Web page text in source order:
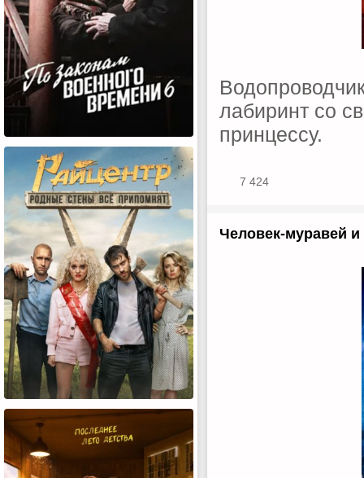
лабиринт со
принцессу.
7 424
Человек-муравей